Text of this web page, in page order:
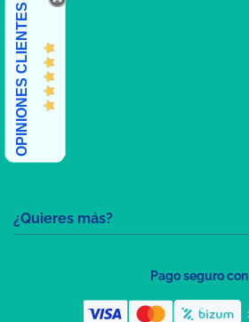
¿Quieres más?
OPINIONES CLIENTES
Pago seguro con